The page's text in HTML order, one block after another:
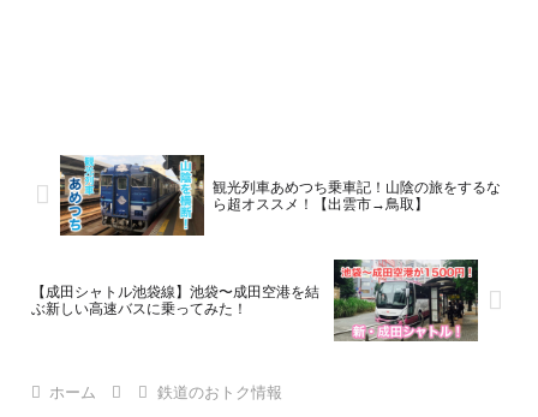
観光列車あめつち乗車記！山陰の旅をするな
ら超オススメ！【出雲市→鳥取】
【成田シャトル池袋線】池袋〜成田空港を結
ぶ新しい高速バスに乗ってみた！
ホーム 鉄道のおトク情報